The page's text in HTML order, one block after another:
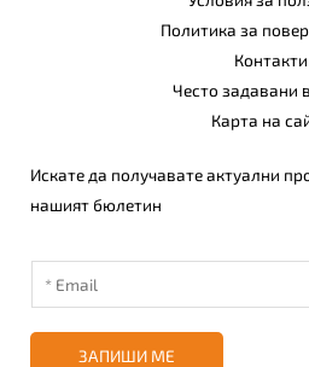
Политика за
Контакти
Често задавани
Карта на
Искате да получавате актуални
нашият бюлетин
ЗАПИШИ МЕ